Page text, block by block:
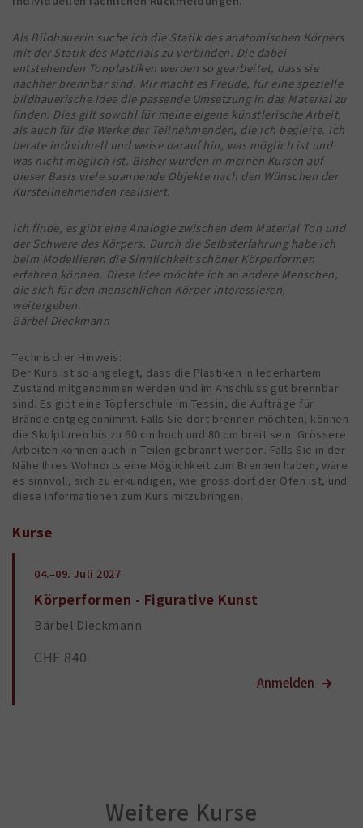
Als Bildhauerin suche ich die Statik des anatomischen Körpers
mit der Statik des Materials zu verbinden. Die dabei
entstehenden Tonplastiken werden so gearbeitet, dass sie
nachher brennbar sind. Mir macht es Freude, für eine spezielle
bildhauerische Idee die passende Umsetzung in das Material zu
finden. Dies gilt sowohl für meine eigene künstlerische Arbeit,
als auch für die Werke der Teilnehmenden, die ich begleite. Ich
berate individuell und weise darauf hin, was möglich ist und
was nicht möglich ist. Bisher wurden in meinen Kursen auf
dieser Basis viele spannende Objekte nach den Wünschen der
Kursteilnehmenden realisiert.
Ich finde, es gibt eine Analogie zwischen dem Material Ton und
der Schwere des Körpers. Durch die Selbsterfahrung habe ich
beim Modellieren die Sinnlichkeit schöner Körperformen
erfahren können. Diese Idee möchte ich an andere Menschen,
die sich für den menschlichen Körper interessieren,
weitergeben.
Bärbel Dieckmann
Technischer Hinweis:
Der Kurs ist so angelegt, dass die Plastiken in lederhartem
Zustand mitgenommen werden und im Anschluss gut brennbar
sind. Es gibt eine Töpferschule im Tessin, die Aufträge für
Brände entgegennimmt. Falls Sie dort brennen möchten, können
die Skulpturen bis zu 60 cm hoch und 80 cm breit sein. Grössere
Arbeiten können auch in Teilen gebrannt werden. Falls Sie in der
Nähe Ihres Wohnorts eine Möglichkeit zum Brennen haben, wäre
es sinnvoll, sich zu erkundigen, wie gross dort der Ofen ist, und
diese Informationen zum Kurs mitzubringen.
Kurse
04.–09. Juli 2027
Körperformen - Figurative Kunst
Bärbel Dieckmann
CHF 840
Weitere Kurse